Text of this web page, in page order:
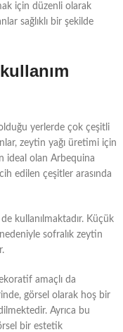
için düzenli olarak
sağlıklı bir şekilde
yerlerde çok çeşitli
zeytin yağı üretimi için
ideal olan Arbequina
edilen çeşitler arasında
kullanılmaktadır. Küçük
sofralık zeytin
amaçlı da
görsel olarak hoş bir
Ayrıca bu
bir estetik